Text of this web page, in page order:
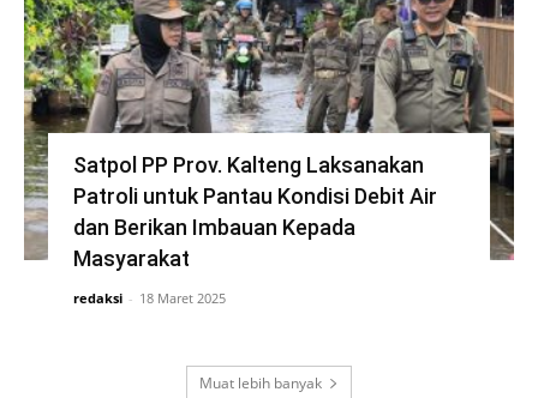
Satpol PP Prov. Kalteng Laksanakan
Patroli untuk Pantau Kondisi Debit Air
dan Berikan Imbauan Kepada
Masyarakat
redaksi - 18 Maret 2025
Muat lebih banyak